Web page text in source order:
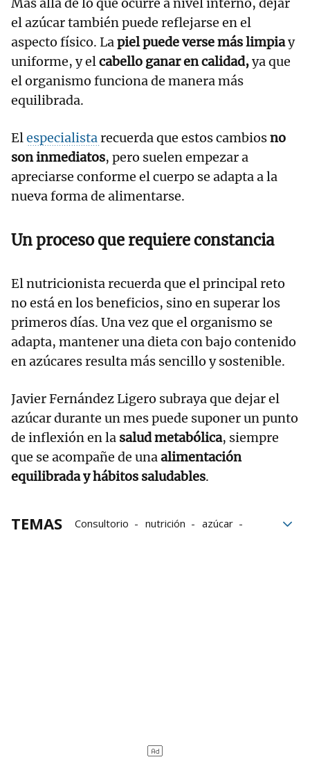
el azúcar también puede reflejarse en el
aspecto físico. Lapiel puede verse más limpiay
uniforme, y elcabello ganar en calidad,ya que
el organismo funciona de manera más
equilibrada.
Elespecialistarecuerda que estos cambiosno
son inmediatos, pero suelen empezar a
apreciarse conforme el cuerpo se adapta a la
nueva forma de alimentarse.
Un proceso que requiere constancia
El nutricionista recuerda que el principal reto
no está en los beneficios, sino en superar los
primeros días. Una vez que el organismo se
adapta, mantener una dieta con bajo contenido
en azúcares resulta más sencillo y sostenible.
Javier Fernández Ligero subraya que dejar el
azúcar durante un mes puede suponer un punto
de inflexión en la salud metabólica, siempre
que se acompañe de unaalimentación
equilibrada y hábitos saludables.
TEMAS Consultorio nutrición
azúcar